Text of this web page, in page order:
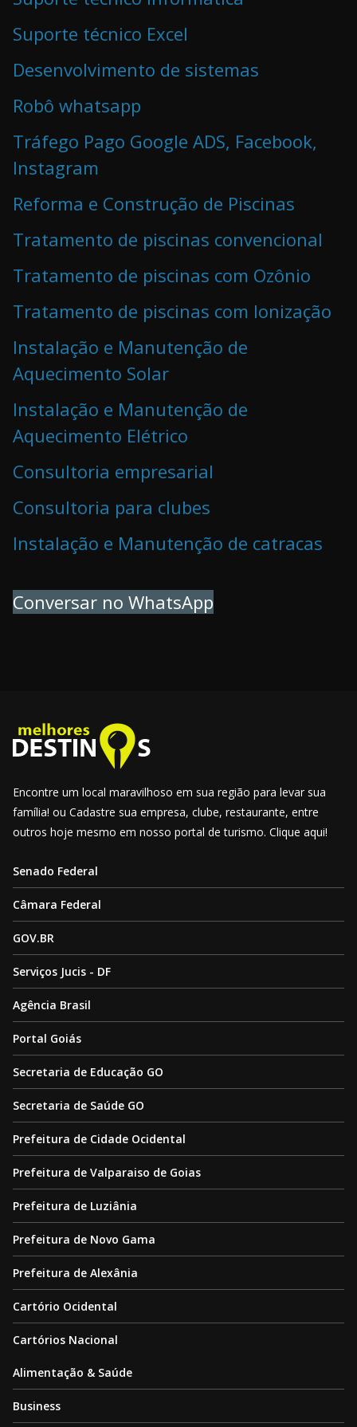
Suporte técnico Excel
Desenvolvimento de sistemas
Robô whatsapp
Tráfego Pago Google ADS, Facebook,
Instagram
Reforma e Construção de Piscinas
Tratamento de piscinas convencional
Tratamento de piscinas com Ozônio
Tratamento de piscinas com Ionização
Instalação e Manutenção de
Aquecimento Solar
Instalação e Manutenção de
Aquecimento Elétrico
Consultoria empresarial
Consultoria para clubes
Instalação e Manutenção de catracas
Conversar no WhatsApp
Encontre um local maravilhoso em sua região para levar sua
família! ou Cadastre sua empresa, clube, restaurante, entre
outros hoje mesmo em nosso portal de turismo. Clique aqui!
Senado Federal
Câmara Federal
GOV.BR
Serviços Jucis - DF
Agência Brasil
Portal Goiás
Secretaria de Educação GO
Secretaria de Saúde GO
Prefeitura de Cidade Ocidental
Prefeitura de Valparaiso de Goias
Prefeitura de Luziânia
Prefeitura de Novo Gama
Prefeitura de Alexânia
Cartório Ocidental
Cartórios Nacional
Alimentação & Saúde
Business